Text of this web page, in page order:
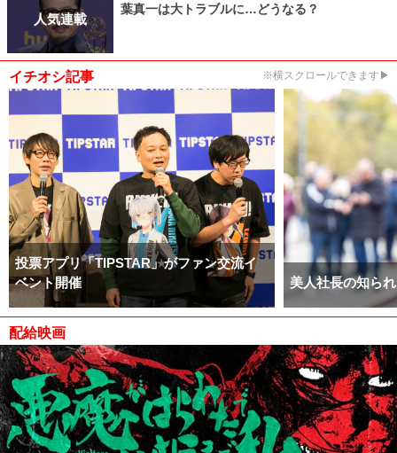
人気連載
葉真一は大トラブルに…どうなる？
イチオシ記事 ※横スクロールできます▶
投票アプリ「TIPSTAR」がファン交流イ
ベント開催
美人社長の知ら
配給映画